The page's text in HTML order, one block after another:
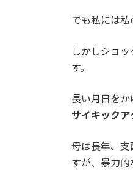
でも私には私
しかしショ
す。
長い月日をか
サイキックア
母は長年、
すが、暴力